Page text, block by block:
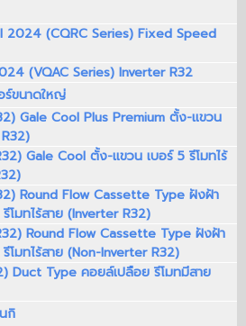
2024 (CQRC Series) Fixed Speed
(VQAC Series) Inverter R32
ร์ขนาดใหญ่
Gale Cool Plus Premium ตั้ง-แขวน
Gale Cool ตั้ง-แขวน เบอร์ 5 รีโมทไร้
Round Flow Cassette Type ฝังฝ้า
โมทไร้สาย (Inverter R32)
Round Flow Cassette Type ฝังฝ้า
โมทไร้สาย (Non-Inverter R32)
Duct Type คอยล์เปลือย รีโมทมีสาย
กิ